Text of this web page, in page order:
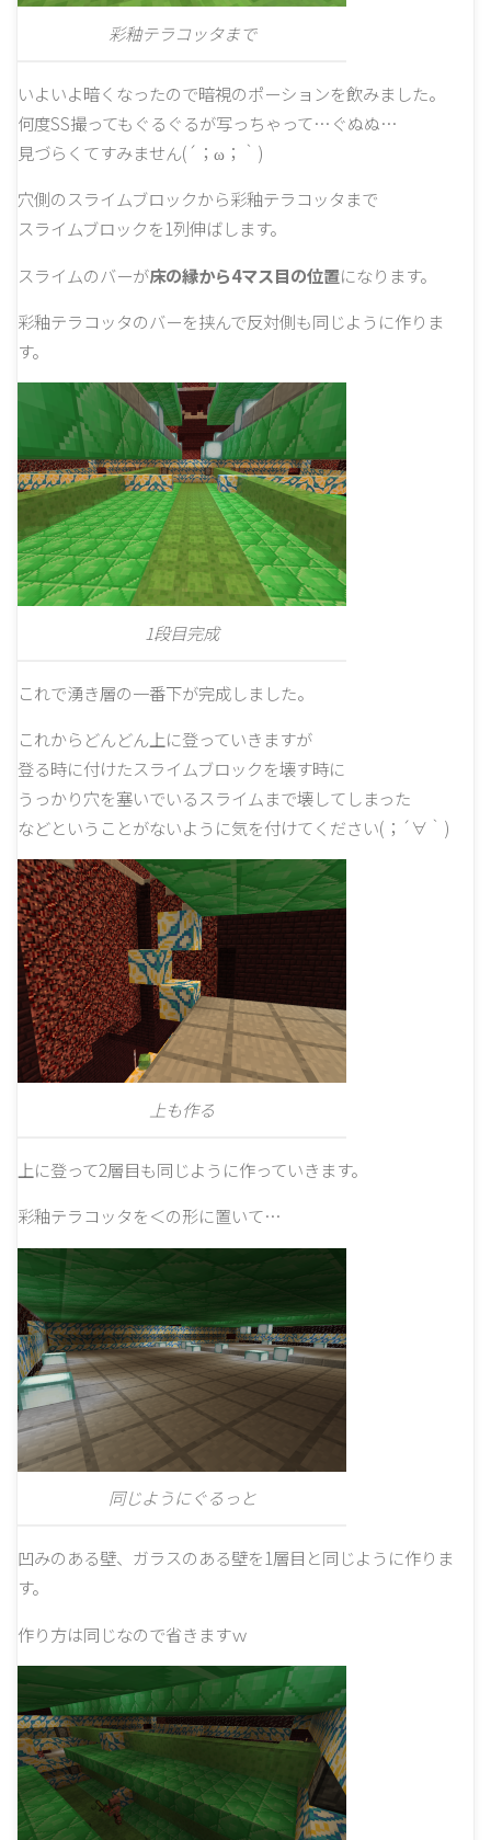
彩釉テラコッタまで
いよいよ暗くなったので暗視のポーションを飲みました。
何度SS撮ってもぐるぐるが写っちゃって…ぐぬぬ…
見づらくてすみません(´；ω；｀)
穴側のスライムブロックから彩釉テラコッタまで
スライムブロックを1列伸ばします。
スライムのバーが床の縁から4マス目の位置になります。
彩釉テラコッタのバーを挟んで反対側も同じように作りま
す。
1段目完成
これで湧き層の一番下が完成しました。
これからどんどん上に登っていきますが
登る時に付けたスライムブロックを壊す時に
うっかり穴を塞いでいるスライムまで壊してしまった
などということがないように気を付けてください(；´∀｀)
上も作る
上に登って2層目も同じように作っていきます。
彩釉テラコッタを＜の形に置いて…
同じようにぐるっと
凹みのある壁、ガラスのある壁を1層目と同じように作りま
す。
作り方は同じなので省きますｗ